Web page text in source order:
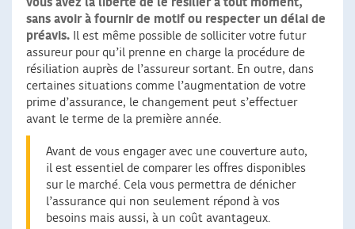
vous avez la liberté de le résilier à tout moment,
sans avoir à fournir de motif ou respecter un délai de
préavis. Il est même possible de solliciter votre futur
assureur pour qu’il prenne en charge la procédure de
résiliation auprès de l’assureur sortant. En outre, dans
certaines situations comme l’augmentation de votre
prime d’assurance, le changement peut s’effectuer
avant le terme de la première année.
Avant de vous engager avec une couverture auto,
il est essentiel de comparer les offres disponibles
sur le marché. Cela vous permettra de dénicher
l’assurance qui non seulement répond à vos
besoins mais aussi, à un coût avantageux.